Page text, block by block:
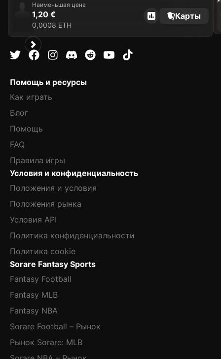
Наименьшая цена
1,20 €
0,0008 ETH
Карты
2025
Помощь и ресурсы
Как играть
Блог
Помощь
FAQ
Правила игры
Условия и конфиденциальность
Положения и условия
Положения рынка
Условия API
Политика конфиденциальности
Политика cookie
Sorare Fantasy Sports
Fantasy Football
Fantasy MLB
Fantasy NBA
Sorare Football – Рынок
Рынок Sorare: MLB